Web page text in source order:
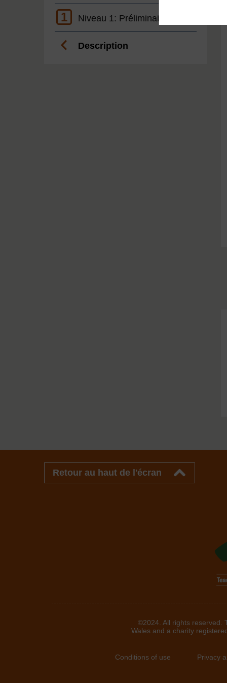
1 Niveau 1: Préliminaire
Description
Retour au haut de l'écran
©2024. All rights reserved.
Wales and a charity
Conditions of use Privacy